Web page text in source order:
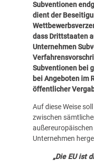
Subventionen
dient der
dass Drittstaaten
Unternehmen
Subventionen bei
bei Angeboten im
öffentlicher
Auf diese Weise
zwischen
Unternehmen
„Die EU ist